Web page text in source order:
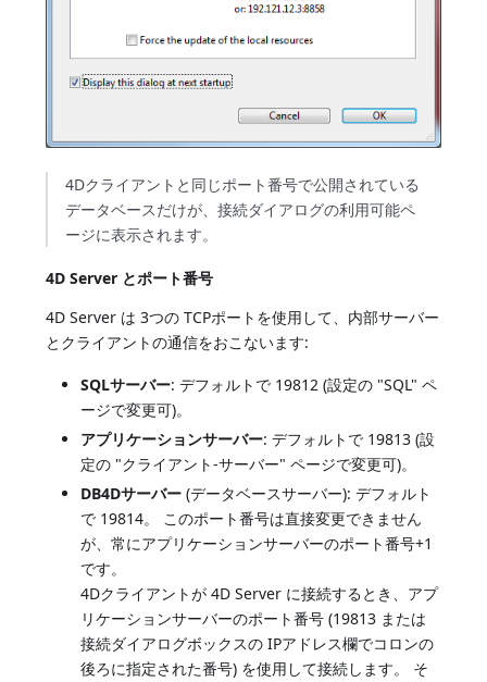
4Dクライアントと同じポート番号で公開されている
データベースだけが、接続ダイアログの利用可能ペ
ージに表示されます。
4D Server とポート番号
4D Server は 3つの TCPポートを使用して、内部サーバー
とクライアントの通信をおこないます:
SQLサーバー: デフォルトで 19812 (設定の "SQL" ペ
ージで変更可)。
アプリケーションサーバー: デフォルトで 19813 (設
定の "クライアント-サーバー" ページで変更可)。
DB4Dサーバー (データベースサーバー): デフォルト
で 19814。 このポート番号は直接変更できません
が、常にアプリケーションサーバーのポート番号+1
です。
4Dクライアントが 4D Server に接続するとき、アプ
リケーションサーバーのポート番号 (19813 または
接続ダイアログボックスの IPアドレス欄でコロンの
後ろに指定された番号) を使用して接続します。 そ